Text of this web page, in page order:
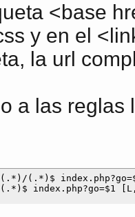
<base
y en el
la url
a las reglas
(.*)$